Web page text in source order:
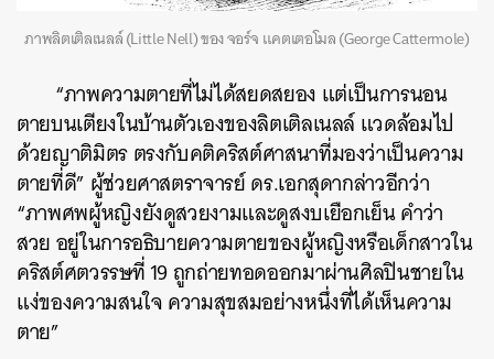
ภาพลิตเติลเนลล์ (Little Nell) ของ จอร์จ แคตเตอโมล (George Cattermole)
“ภาพความตายที่ไม่ได้สยดสยอง แต่เป็นการนอน
ตายบนเตียงในบ้านตัวเองของลิตเติลเนลล์ แวดล้อมไป
ด้วยญาติมิตร ตรงกับคติคริสต์ศาสนาที่มองว่าเป็นความ
ตายที่ดี” ผู้ช่วยศาสตราจารย์ ดร.เอกสุดากล่าวอีกว่า
“ภาพศพผู้หญิงยังดูสวยงามและดูสงบเยือกเย็น คำว่า
สวย อยู่ในการอธิบายความตายของผู้หญิงหรือเด็กสาวใน
คริสต์ศตวรรษที่ 19 ถูกถ่ายทอดออกมาผ่านศิลปินชายใน
แง่ของความสนใจ ความสุขสมอย่างหนึ่งที่ได้เห็นความ
ตาย”